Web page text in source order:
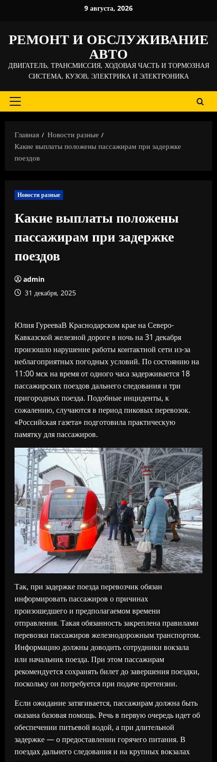
9 августа, 2026
РЕМОНТ И ОБСЛУЖИВАНИЕ
АВТО
ДВИГАТЕЛЬ, ТРАНСМИССИЯ, ХОДОВАЯ ЧАСТЬ И ТОРМОЗНАЯ
СИСТЕМА, КУЗОВ, ЭЛЕКТРИКА И ЭЛЕКТРОНИКА
Основное
Главная
Новости разные
Какие выплаты положены пассажирам при задержке
поездов
Новости разные
Какие выплаты положены
пассажирам при задержке
поездов
admin
31 декабря, 2025
Юлия ГурееваВ Краснодарском крае на Северо-
Кавказской железной дороге в ночь на 31 декабря
произошло нарушение работы контактной сети из-за
неблагоприятных погодных условий. По состоянию на
11:00 мск на время от одного часа задерживается 18
пассажирских поездов дальнего следования и три
пригородных поезда. Подобные инциденты, к
сожалению, случаются в период пиковых перевозок.
«Российская газета» подготовила практическую
памятку для пассажиров.
Так, при задержке поезда перевозчик обязан
информировать пассажиров о причинах
произошедшего и предполагаемом времени
отправления. Такая обязанность закреплена правилами
перевозки пассажиров железнодорожным транспортом.
Информацию должны доводить сотрудники вокзала
или начальник поезда. При этом пассажирам
рекомендуется сохранять билет до завершения поездки,
поскольку он потребуется при подаче претензии.
Если ожидание затягивается, пассажирам должна быть
оказана базовая помощь. Речь в первую очередь идет об
обеспечении питьевой водой, а при длительной
задержке — о предоставлении горячего питания. В
поездах дальнего следования и на крупных вокзалах